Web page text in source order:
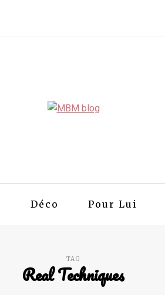
Déco Pour Lui
TAG
Real Techniques